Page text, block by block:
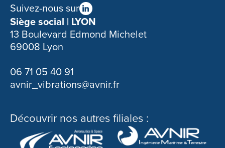
Suivez-nous sur
Siège social | LYON
13 Boulevard Edmond Michelet
69008 Lyon
06 71 05 40 91
avnir_vibrations@avnir.fr
Découvrir nos autres filiales :